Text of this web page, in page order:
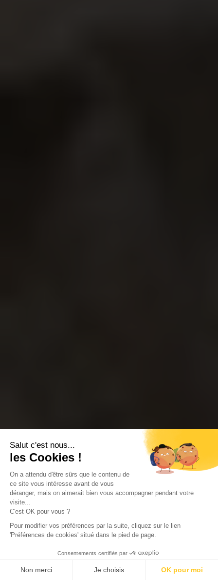
Salut c'est nous...
les Cookies !
On a attendu d'être sûrs que le contenu de
ce site vous intéresse avant de vous
déranger, mais on aimerait bien vous accompagner pendant votre
visite...
C'est OK pour vous ?
Pour modifier vos préférences par la suite, cliquez sur le lien
'Préférences de cookies' situé dans le pied de page.
Consentements certifiés par
Non merci Je choisis OK pour moi